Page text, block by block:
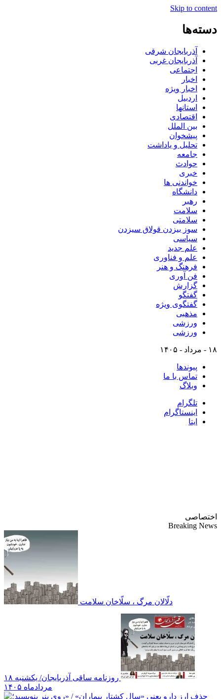
Skip to content
دسته‌ها
آذربایجان شرقی
آذربایجان غربی
اجتماعی
اخبار
اخبار ویژه
اردبیل
استانها
اقتصادی
بین الملل
پیشخوان
تحلیل و یاداشت
جامعه
حوادث
خبری
خواندنی ها
دانشگاه
رهبر
سلامت
سلامتی
سوز بیزدن قولاق سیزدن
سیاسی
علم جدید
علم و فناوری
فرهنگ و هنر
فن آوری
گزارش
گفتگو
گفتگوی ویژه
مذهبی
ورزشی
ورزشی
۱۸ - مرداد - ۱۴۰۵
پیوندها
تماس با ما
وبلاگ
تلگرام
اینستاگرام
ایتا
اختصاصی
Breaking News
دلّالان مرگ ، سلّاخان سلامت
روزنامه ساقی آذربایجان/ یکشنبه ۱۸
مردادماه ۱۴۰۵